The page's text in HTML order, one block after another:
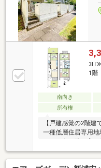
1階
南向き
所有権
【戸建感覚の2階
一種低層住居専用
ある暮らしを叶え
LDKと約5.6帖の和